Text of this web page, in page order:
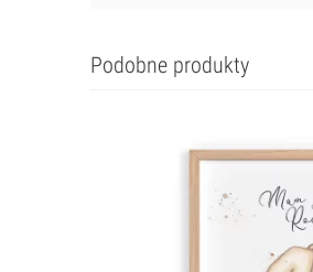
Podobne produkty